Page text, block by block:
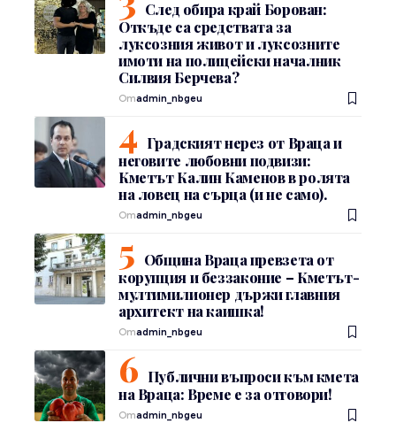
След обира край Борован:
Откъде са средствата за
луксозния живот и луксозните
имоти на полицейски началник
Силвия Берчева?
Отadmin_nbgeu
Градският нерез от Враца и
неговите любовни подвизи:
Кметът Калин Каменов в ролята
на ловец на сърца (и не само).
Отadmin_nbgeu
Община Враца превзета от
корупция и беззаконие – Кметът-
мултимилионер държи главния
архитект на каишка!
Отadmin_nbgeu
Публични въпроси към кмета
на Враца: Време е за отговори!
Отadmin_nbgeu